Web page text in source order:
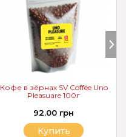
Кофе в зёрнах SV Coffee Uno
Pleasuare 100г
92.00 грн
Купить